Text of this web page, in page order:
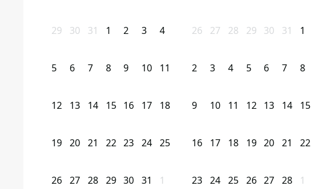
29 30 31 1 2 3 4
5 6 7 8 9 10 11
12 13 14 15 16 17 18
19 20 21 22 23 24 25
26 27 28 29 30 31 1
26 27 28 29 30 31 1
2 3 4 5 6 7 8
9 10 11 12 13 14 15
16 17 18 19 20 21 22
23 24 25 26 27 28 1